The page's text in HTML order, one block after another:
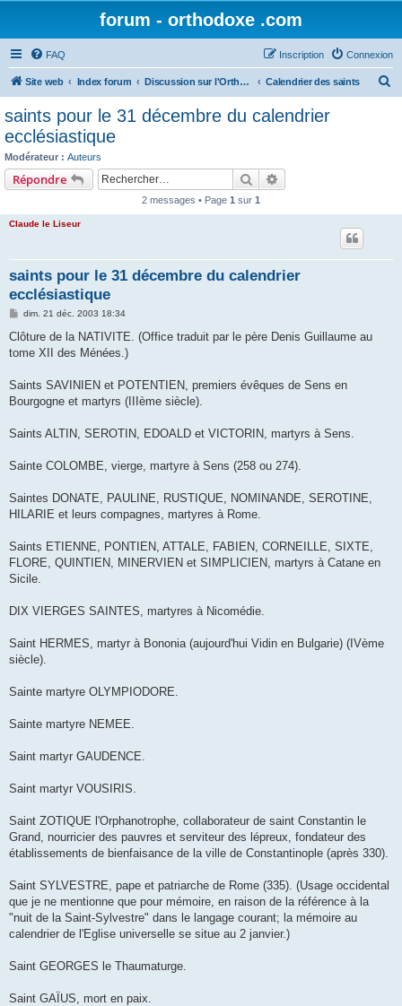
forum - orthodoxe .com
FAQ Connexion
Inscription
Site web Index forum Discussion sur l'Orthodoxie Calendrier des saints
saints pour le 31 décembre du calendrier
ecclésiastique
Modérateur : Auteurs
Répondre Rechercher
2 messages • Page 1 sur 1
Claude le Liseur
saints pour le 31 décembre du calendrier
ecclésiastique
M
s
a
dim. 21 déc. 2003 18:34
Clôture de la NATIVITE. (Office traduit par le père Denis Guillaume au
tome XII des Ménées.)
Saints SAVINIEN et POTENTIEN, premiers évêques de Sens en
Bourgogne et martyrs (IIIème siècle).
Saints ALTIN, SEROTIN, EDOALD et VICTORIN, martyrs à Sens.
Sainte COLOMBE, vierge, martyre à Sens (258 ou 274).
Saintes DONATE, PAULINE, RUSTIQUE, NOMINANDE, SEROTINE,
HILARIE et leurs compagnes, martyres à Rome.
Saints ETIENNE, PONTIEN, ATTALE, FABIEN, CORNEILLE, SIXTE,
FLORE, QUINTIEN, MINERVIEN et SIMPLICIEN, martyrs à Catane en
Sicile.
DIX VIERGES SAINTES, martyres à Nicomédie.
Saint HERMES, martyr à Bononia (aujourd'hui Vidin en Bulgarie) (IVème
siècle).
Sainte martyre OLYMPIODORE.
Sainte martyre NEMEE.
Saint martyr GAUDENCE.
Saint martyr VOUSIRIS.
Saint ZOTIQUE l'Orphanotrophe, collaborateur de saint Constantin le
Grand, nourricier des pauvres et serviteur des lépreux, fondateur des
établissements de bienfaisance de la ville de Constantinople (après 330).
Saint SYLVESTRE, pape et patriarche de Rome (335). (Usage occidental
que je ne mentionne que pour mémoire, en raison de la référence à la
"nuit de la Saint-Sylvestre" dans le langage courant; la mémoire au
calendrier de l'Eglise universelle se situe au 2 janvier.)
Saint GEORGES le Thaumaturge.
Saint GAÏUS, mort en paix.